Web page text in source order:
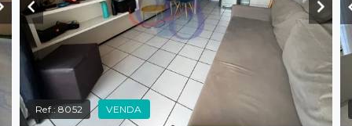
Ref.:8052 VENDA